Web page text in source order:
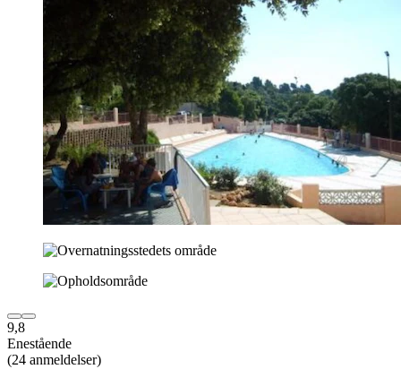
9,8
Enestående
(24 anmeldelser)